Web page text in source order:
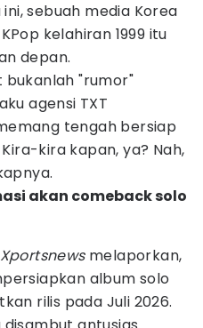
sebuah media Korea
kelahiran 1999 itu
depan.
bukanlah "rumor"
agensi TXT
tengah bersiap
kira kapan, ya? Nah,
akan comeback solo
Xportsnewsmelaporkan,
album solo
rilis pada Juli 2026.